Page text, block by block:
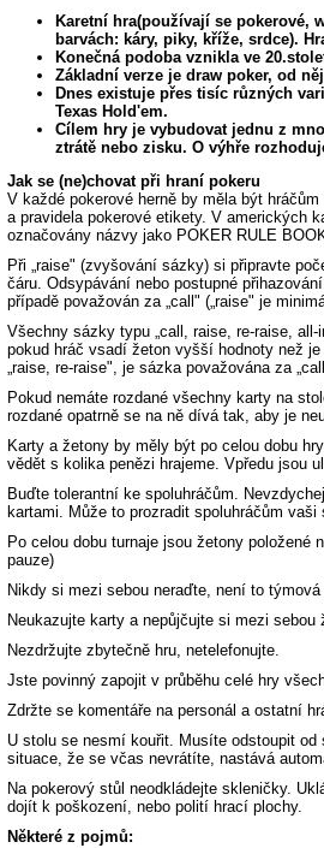
Karetní hra(používají se pokerové,
barvách: káry, piky, kříže, srdce).
Konečná podoba vznikla ve
Základní verze je draw poker, od
Dnes existuje přes tisíc různých
Texas Hold'em.
Cílem hry je vybudovat jednu z
ztrátě nebo zisku. O výhře
Jak se (ne)chovat při hraní pokeru
V každé pokerové herně by měla být
a pravidela pokerové etikety. V amerických
označovány názvy jako POKER RULE
Při „raise" (zvyšování sázky) si připravte
čáru. Odsypávání nebo postupné
případě považován za „call" („raise" je
Všechny sázky typu „call, raise, re-raise,
pokud hráč vsadí žeton vyšší hodnoty než
„raise, re-raise", je sázka považována za
Pokud nemáte rozdané všechny karty na
rozdané opatrně se na ně dívá tak, aby je
Karty a žetony by měly být po celou dobu
vědět s kolika penězi hrajeme. Vpředu jsou
Buďte tolerantní ke spoluhráčům.
kartami. Může to prozradit spoluhráčům vaši
Po celou dobu turnaje jsou žetony položené
pauze)
Nikdy si mezi sebou neraďte, není to
Neukazujte karty a nepůjčujte si mezi sebou
Nezdržujte zbytečně hru, netelefonujte.
Jste povinný zapojit v průběhu celé hry
Zdržte se komentáře na personál a ostatní
U stolu se nesmí kouřit. Musíte odstoupit od
situace, že se včas nevrátíte, nastává
Na pokerový stůl neodkládejte skleničky.
dojít k poškození, nebo polití hrací plochy.
Některé z pojmů: